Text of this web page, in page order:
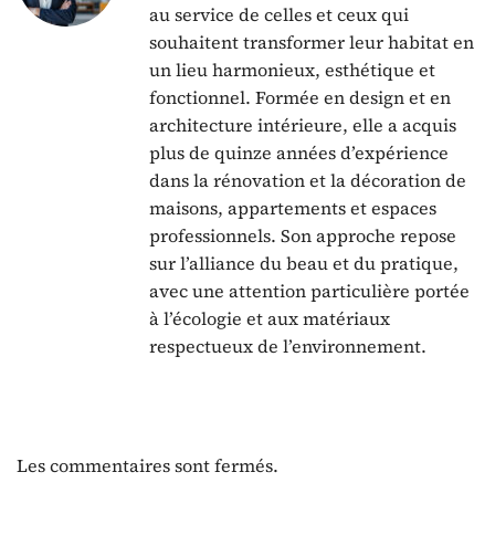
au service de celles et ceux qui
souhaitent transformer leur habitat en
un lieu harmonieux, esthétique et
fonctionnel. Formée en design et en
architecture intérieure, elle a acquis
plus de quinze années d’expérience
dans la rénovation et la décoration de
maisons, appartements et espaces
professionnels. Son approche repose
sur l’alliance du beau et du pratique,
avec une attention particulière portée
à l’écologie et aux matériaux
respectueux de l’environnement.
Les commentaires sont fermés.